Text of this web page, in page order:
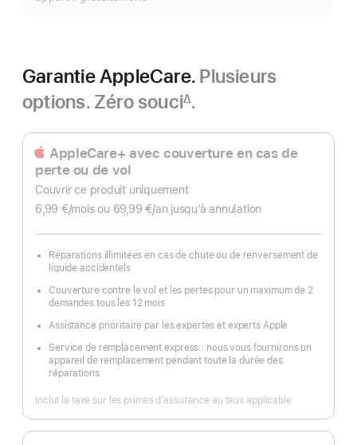
Garantie AppleCare. Plusieurs
options. Zéro souci
de
bas
page
∆.
AppleCare+ avec couverture en cas de
perte ou de vol
Couvrir ce produit uniquement
6,99 €/moispar
ou 69,99 €/an par
jusqu’à annulation
Réparations illimitées en cas de chute ou de renversement de
liquide accidentels
Couverture contre le vol et les pertes pour un maximum de 2
demandes tous les 12 mois
Assistance prioritaire par les expertes et experts Apple
Service de remplacement express : nous vous fournirons un
appareil de remplacement pendant toute la durée des
réparations
Inclut la taxe sur les primes d’assurance au taux applicable